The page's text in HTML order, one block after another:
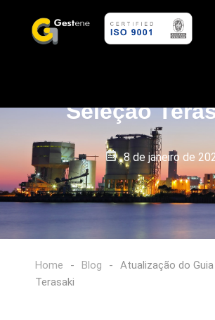
Atualização do
Seleção
8 de janeiro de
Home - Blog -
Atualização do
Terasaki